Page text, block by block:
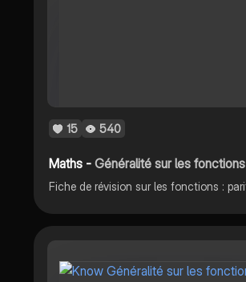
15 540
Maths -Généralité sur les fonctions